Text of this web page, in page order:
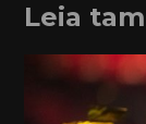
Leia